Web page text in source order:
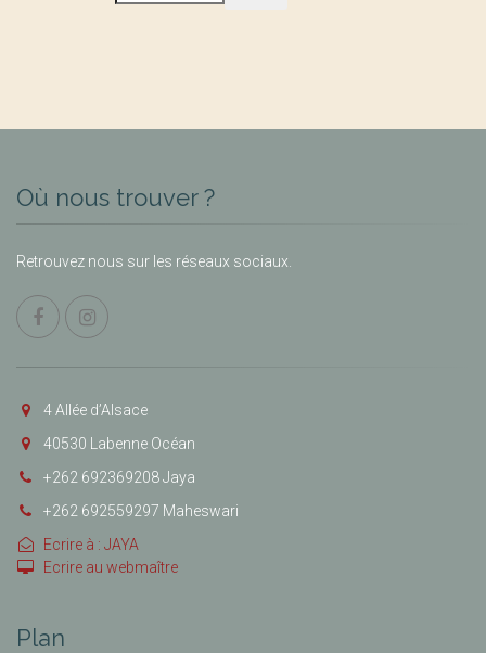
Où nous trouver ?
Retrouvez nous sur les réseaux sociaux.
4 Allée d’Alsace
40530 Labenne Océan
+262 692369208 Jaya
+262 692559297 Maheswari
Ecrire à : JAYA
Ecrire au webmaître
Plan